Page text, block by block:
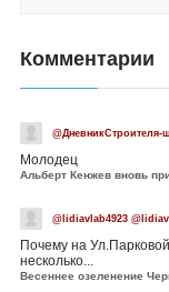
Комментарии
Молодец
Альберт Кенжев вновь
@lidiavlab4923
Почему на
несколько...
Весеннее озеленение